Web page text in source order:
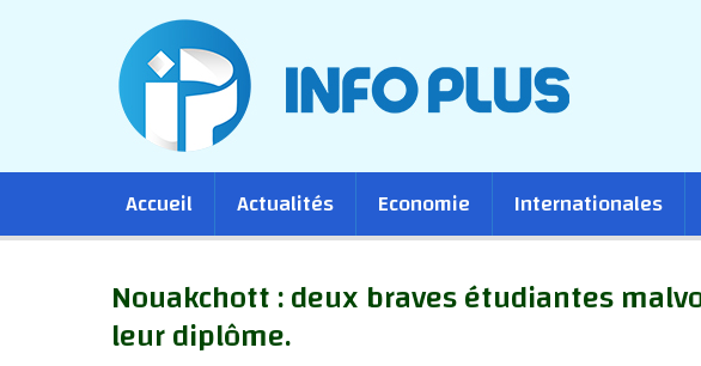
Main
navigation
Accueil Actualités Economie Internationales
Nouakchott : deux braves étudiantes
leur diplôme.